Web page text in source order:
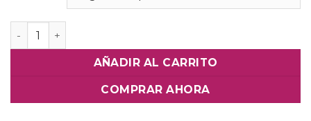
Pastel Pingüino cantidad
AÑADIR AL CARRITO
COMPRAR AHORA